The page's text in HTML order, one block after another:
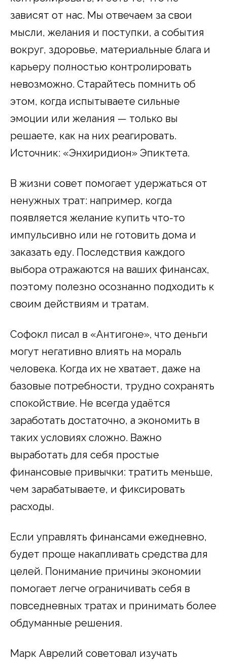
зависят от нас. Мы отвечаем за свои
мысли, желания и поступки, а события
вокруг, здоровье, материальные блага и
карьеру полностью контролировать
невозможно. Старайтесь помнить об
этом, когда испытываете сильные
эмоции или желания — только вы
решаете, как на них реагировать.
Источник: «Энхиридион» Эпиктета.
В жизни совет помогает удержаться от
ненужных трат: например, когда
появляется желание купить что-то
импульсивно или не готовить дома и
заказать еду. Последствия каждого
выбора отражаются на ваших финансах,
поэтому полезно осознанно подходить к
своим действиям и тратам.
Софокл писал в «Антигоне», что деньги
могут негативно влиять на мораль
человека. Когда их не хватает, даже на
базовые потребности, трудно сохранять
спокойствие. Не всегда удаётся
заработать достаточно, а экономить в
таких условиях сложно. Важно
выработать для себя простые
финансовые привычки: тратить меньше,
чем зарабатываете, и фиксировать
расходы.
Если управлять финансами ежедневно,
будет проще накапливать средства для
целей. Понимание причины экономии
помогает легче ограничивать себя в
повседневных тратах и принимать более
обдуманные решения.
Марк Аврелий советовал изучать